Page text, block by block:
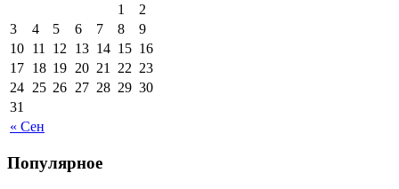
« Сен
1
2
3
4 5 6 7 8
9
10 11 12 13 14 15 16
17 18 19 20 21 22 23
24 25 26 27 28 29 30
31
Популярное